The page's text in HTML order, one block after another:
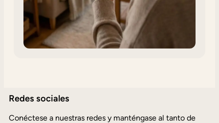
Redes sociales
Conéctese a nuestras redes y manténgase al tanto de